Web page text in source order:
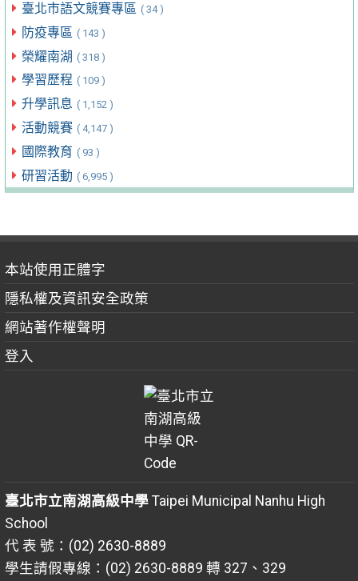
臺北市語文競賽專區 ( 34 )
防疫專區 ( 143 )
榮耀南湖 ( 318 )
學習歷程 ( 109 )
升學訊息 ( 1,152 )
活動競賽 ( 4,147 )
國際教育 ( 93 )
研習活動 ( 6,995 )
本站使用正體字
隱私權及資訊安全政策
網站著作權聲明
登入
臺北市立南湖高級中學Taipei Municipal Nanhu High
School
代 表 號：(02) 2630-8889
學生請假專線：(02) 2630-8889 轉 327、329